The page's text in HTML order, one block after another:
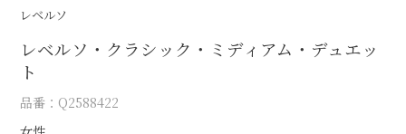
レベルソ
レベルソ・クラシック・ミディアム・デュエッ
ト
品番：Q2588422